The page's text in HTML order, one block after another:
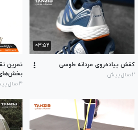
۰۳:۵۲
کفش پیاده‌روی مردانه طوسی
۲ سال پیش
تمرین
۳ سال پیش